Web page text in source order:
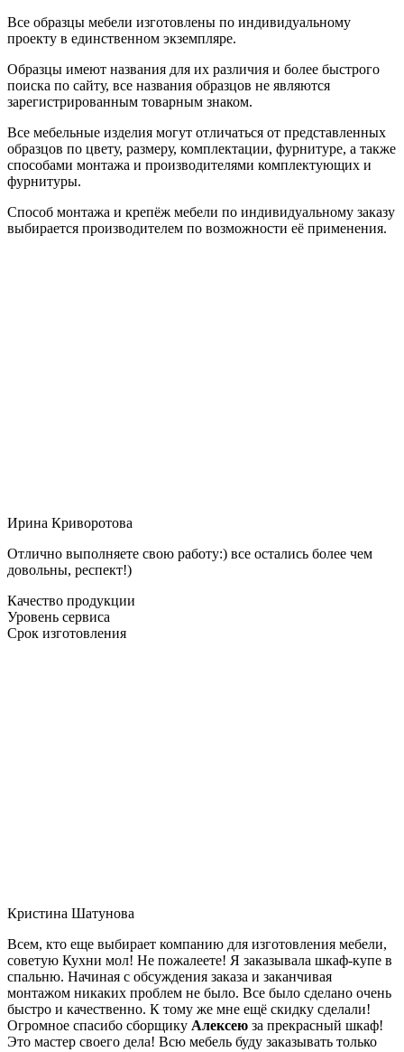
Все образцы мебели изготовлены по индивидуальному
проекту в единственном экземпляре.
Образцы имеют названия для их различия и более быстрого
поиска по сайту, все названия образцов не являются
зарегистрированным товарным знаком.
Все мебельные изделия могут отличаться от представленных
образцов по цвету, размеру, комплектации, фурнитуре, а также
способами монтажа и производителями комплектующих и
фурнитуры.
Способ монтажа и крепёж мебели по индивидуальному заказу
выбирается производителем по возможности её применения.
Ирина Криворотова
Отлично выполняете свою работу:) все остались более чем
довольны, респект!)
Качество продукции
Уровень сервиса
Срок изготовления
Кристина Шатунова
Всем, кто еще выбирает компанию для изготовления мебели,
советую Кухни мол! Не пожалеете! Я заказывала шкаф-купе в
спальню. Начиная с обсуждения заказа и заканчивая
монтажом никаких проблем не было. Все было сделано очень
быстро и качественно. К тому же мне ещё скидку сделали!
Огромное спасибо сборщику Алексею за прекрасный шкаф!
Это мастер своего дела! Всю мебель буду заказывать только